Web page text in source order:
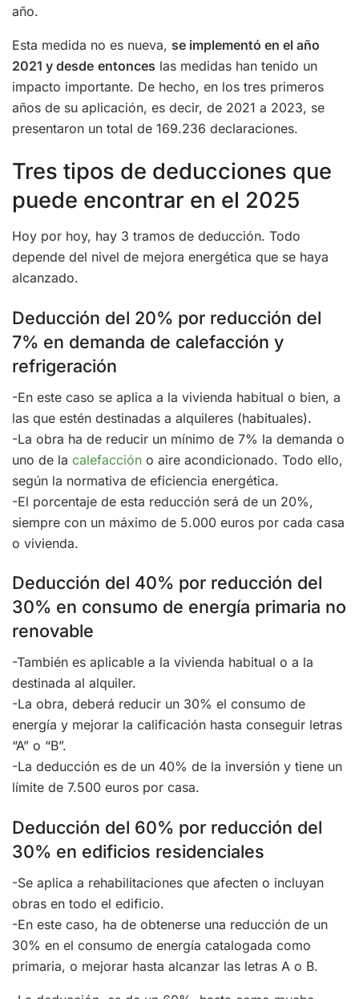
año.
Esta medida no es nueva, se implementó en el año
2021 y desde entonces las medidas han tenido un
impacto importante. De hecho, en los tres primeros
años de su aplicación, es decir, de 2021 a 2023, se
presentaron un total de 169.236 declaraciones.
Tres tipos de deducciones que
puede encontrar en el 2025
Hoy por hoy, hay 3 tramos de deducción. Todo
depende del nivel de mejora energética que se haya
alcanzado.
Deducción del 20% por reducción del
7% en demanda de calefacción y
refrigeración
-En este caso se aplica a la vivienda habitual o bien, a
las que estén destinadas a alquileres (habituales).
-La obra ha de reducir un mínimo de 7% la demanda o
uno de la calefacción o aire acondicionado. Todo ello,
según la normativa de eficiencia energética.
-El porcentaje de esta reducción será de un 20%,
siempre con un máximo de 5.000 euros por cada casa
o vivienda.
Deducción del 40% por reducción del
30% en consumo de energía primaria no
renovable
-También es aplicable a la vivienda habitual o a la
destinada al alquiler.
-La obra, deberá reducir un 30% el consumo de
energía y mejorar la calificación hasta conseguir letras
“A” o “B”.
-La deducción es de un 40% de la inversión y tiene un
límite de 7.500 euros por casa.
Deducción del 60% por reducción del
30% en edificios residenciales
-Se aplica a rehabilitaciones que afecten o incluyan
obras en todo el edificio.
-En este caso, ha de obtenerse una reducción de un
30% en el consumo de energía catalogada como
primaria, o mejorar hasta alcanzar las letras A o B.